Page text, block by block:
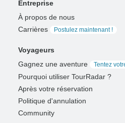
Entreprise
À propos de nous
Carrières
Postulez maintenant !
Voyageurs
Gagnez une aventure
Tentez
Pourquoi utiliser TourRadar ?
Après votre réservation
Politique d'annulation
Community